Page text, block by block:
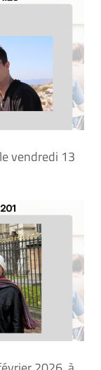
vendredi 13